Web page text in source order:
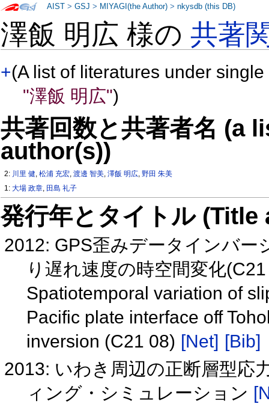
澤飯 明広 様の共著
+(A list of literatures under
"澤飯 明広")
共著回数と共著者名 (a
author(s))
2: 川里 健,松浦 充宏,渡邊 智美,澤飯 明広,野田 朱美
1:大場 政章, 田島 礼子
発行年とタイトル
2012: GPS歪みデータインバ
り遅れ速度の時空間変化
Spatiotemporal variation of
Pacific plate interface off
inversion (C21 08) [Net] [Bib]
2013: いわき周辺の正断層型応
ィング・シミュレーション
AIST >GSJ > MIYAGI(the Author) >nkysdb (this DB)